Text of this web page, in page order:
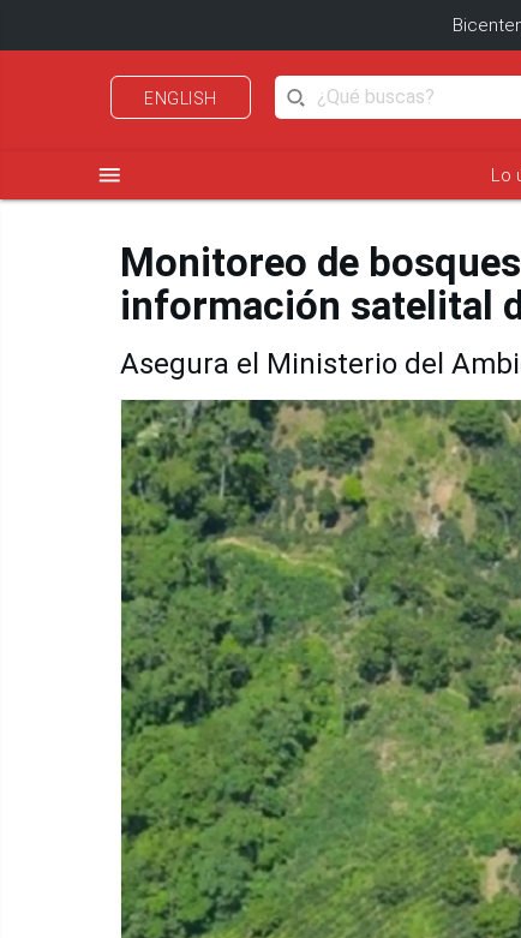
ENGLISH
menu Lo
Monitoreo de
información satelital
Asegura el Ministerio del